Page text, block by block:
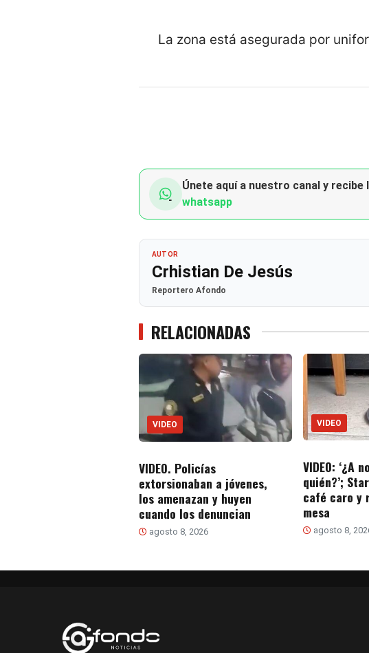
La zona está asegurada por
Únete aquí a nuestro canal y recibe
whatsapp
AUTOR
Crhistian De Jesús
Reportero Afondo
RELACIONADAS
VIDEO
VIDEO. Policías
extorsionaban a jóvenes,
los amenazan y huyen
cuando los denuncian
agosto 8, 2026
VIDEO
VIDEO: ‘¿A
quién?’;
café caro y
mesa
agosto 8,